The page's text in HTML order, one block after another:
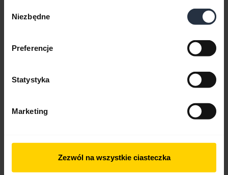
zgody
Niezbędne
Preferencje
Statystyka
Marketing
Zezwól na wszystkie ciasteczka
Jak podłączyć zestaw słuchawkowy Jabra
Engage 55 i uzyskać najlepszą wydajność
Dowiedz się, jak podłączyć Jabra Engage 55 do
dostosować dźwięk i ustawienia oraz
zaktualizować urządzenie dla najlepszej